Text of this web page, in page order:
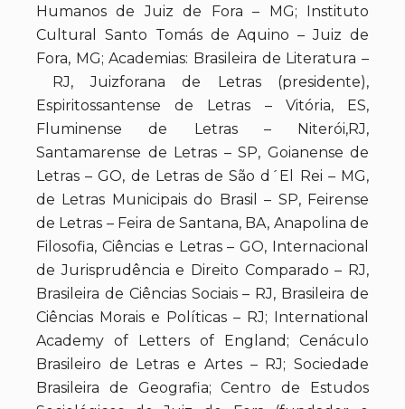
Humanos de Juiz de Fora – MG; Instituto
Cultural Santo Tomás de Aquino – Juiz de
Fora, MG; Academias: Brasileira de Literatura –
RJ, Juizforana de Letras (presidente),
Espiritossantense de Letras – Vitória, ES,
Fluminense de Letras – Niterói,RJ,
Santamarense de Letras – SP, Goianense de
Letras – GO, de Letras de São d´El Rei – MG,
de Letras Municipais do Brasil – SP, Feirense
de Letras – Feira de Santana, BA, Anapolina de
Filosofia, Ciências e Letras – GO, Internacional
de Jurisprudência e Direito Comparado – RJ,
Brasileira de Ciências Sociais – RJ, Brasileira de
Ciências Morais e Políticas – RJ; International
Academy of Letters of England; Cenáculo
Brasileiro de Letras e Artes – RJ; Sociedade
Brasileira de Geografia; Centro de Estudos